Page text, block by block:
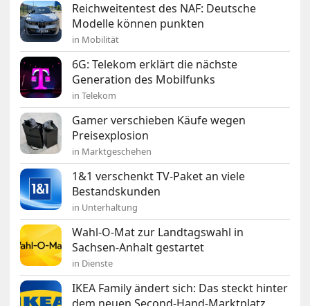
Reichweitentest des NAF: Deutsche
Modelle können punkten
in Mobilität
6G: Telekom erklärt die nächste
Generation des Mobilfunks
in Telekom
Gamer verschieben Käufe wegen
Preisexplosion
in Marktgeschehen
1&1 verschenkt TV-Paket an viele
Bestandskunden
in Unterhaltung
Wahl-O-Mat zur Landtagswahl in
Sachsen-Anhalt gestartet
in Dienste
IKEA Family ändert sich: Das steckt hinter